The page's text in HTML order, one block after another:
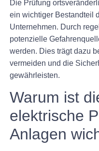
Die Prüfung
ein wichtiger Bestandteil
Unternehmen. Durch
potenzielle
werden. Dies trägt dazu
vermeiden und die
gewährleisten.
Warum ist
elektrische
Anlagen